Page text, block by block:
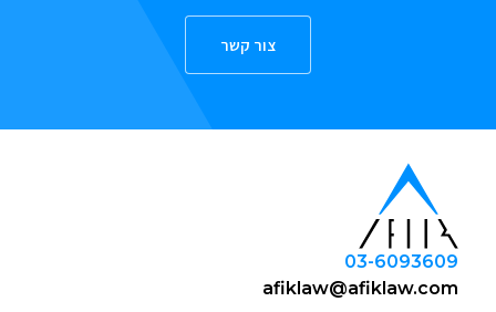
צור קשר
03-6093609
afiklaw@afiklaw.com